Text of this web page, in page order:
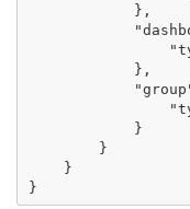
            },
            },
            }
        }
    }